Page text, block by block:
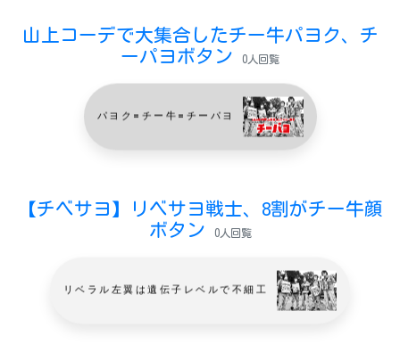
山上コーデで大集合したチー牛パヨク、チ
ーパヨボタン
0人回覧
パヨク=チー牛=チーパヨ
【チベサヨ】リベサヨ戦士、8割がチー牛顔
ボタン
0人回覧
リベラル左翼は遺伝子レベルで不細工